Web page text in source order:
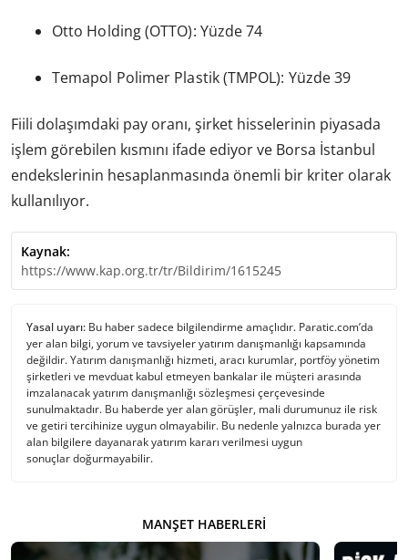
Otto Holding (OTTO): Yüzde 74
Temapol Polimer Plastik (TMPOL): Yüzde 39
Fiili dolaşımdaki pay oranı, şirket hisselerinin piyasada
işlem görebilen kısmını ifade ediyor ve Borsa İstanbul
endekslerinin hesaplanmasında önemli bir kriter olarak
kullanılıyor.
Kaynak:
https://www.kap.org.tr/tr/Bildirim/1615245
Yasal uyarı: Bu haber sadece bilgilendirme amaçlıdır. Paratic.com’da
yer alan bilgi, yorum ve tavsiyeler yatırım danışmanlığı kapsamında
değildir. Yatırım danışmanlığı hizmeti, aracı kurumlar, portföy yönetim
şirketleri ve mevduat kabul etmeyen bankalar ile müşteri arasında
imzalanacak yatırım danışmanlığı sözleşmesi çerçevesinde
sunulmaktadır. Bu haberde yer alan görüşler, mali durumunuz ile risk
ve getiri tercihinize uygun olmayabilir. Bu nedenle yalnızca burada yer
alan bilgilere dayanarak yatırım kararı verilmesi uygun
sonuçlar doğurmayabilir.
MANŞET HABERLERI